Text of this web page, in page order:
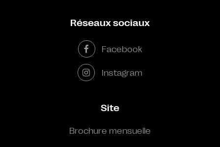
Réseaux sociaux
Facebook
Instagram
Site
Brochure mensuelle